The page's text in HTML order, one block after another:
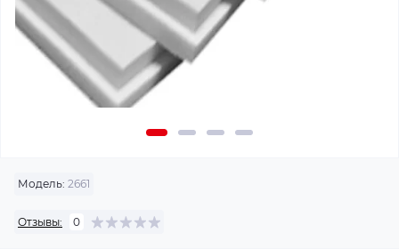
Модель: 2661
Отзывы: 0